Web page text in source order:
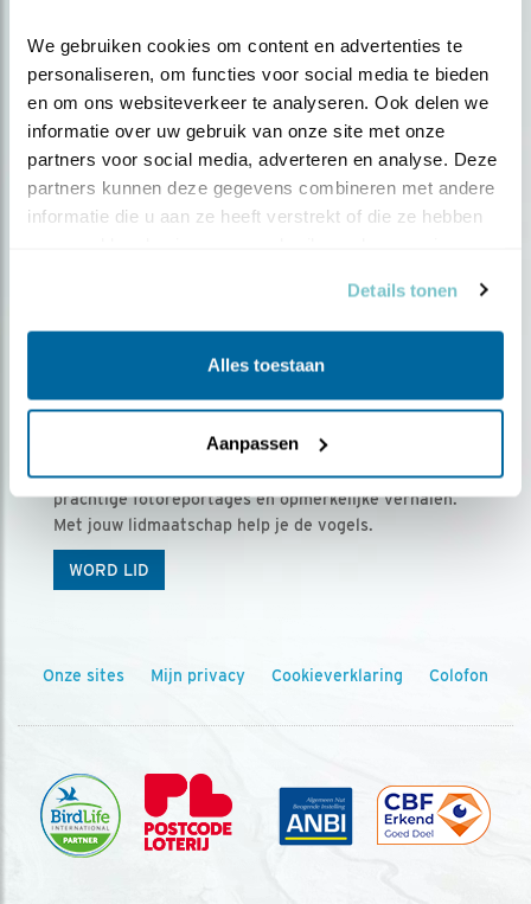
We gebruiken cookies om content en advertenties te
personaliseren, om functies voor social media te bieden
en om ons websiteverkeer te analyseren. Ook delen we
informatie over uw gebruik van onze site met onze
partners voor social media, adverteren en analyse. Deze
partners kunnen deze gegevens combineren met andere
informatie die u aan ze heeft verstrekt of die ze hebben
Details tonen
Alles toestaan
Aanpassen
Ontvang 5 x Vogels voor € 36,00 per jaar
Vogels is het tijdschrift voor onze leden, met
prachtige fotoreportages en opmerkelijke verhalen.
Met jouw lidmaatschap help je de vogels.
WORD LID
Onze sites Mijn privacy Cookieverklaring Colofon